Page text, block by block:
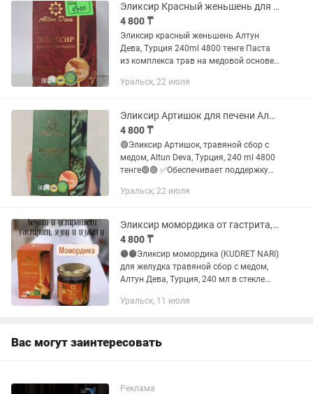
Эликсир Красный женьшень для потенции
4 800 ₸
Эликсир красный женьшень Алтун
Дева, Турция 240ml 4800 тенге Паста
из комплекса трав на медовой основе
нормализации половой функции.
Уральск, 22 июля
Эликсир Артишок для печени Алтун дева, Турция 240 мл
4 800 ₸
🟢Эликсир Артишок, травяной сбор с
медом, Altun Deva, Турция, 240 ml 4800
тенге🟢🟢 ✅Обеспечивает поддержку
устраняет псориаз, экзему, зуд, угри,
Уральск, 22 июля
Эликсир момордика от гастрита, язвы, изжоги Турция
4 800 ₸
🟠🟠Эликсир момордика (KUDRET NARI)
для желудка травяной сбор с медом,
Алтун Дева, Турция, 240 мл в стекле
противовирусное действие 🔶️помогает
Уральск, 11 июля
Вас могут заинтересовать
Реклама